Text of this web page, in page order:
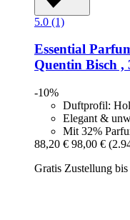
5.0 (1)
Essential
Quentin Bisch ,
-10%
Duftprofil:
Elegant &
Mit 32%
88,20 € 98,00 €
Gratis Zustellung